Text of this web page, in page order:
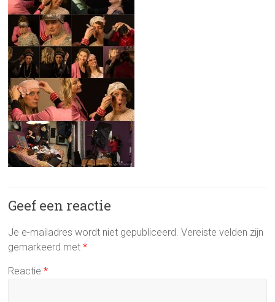
Geef een reactie
Je e-mailadres wordt niet gepubliceerd. Vereiste velden zijn
gemarkeerd met*
Reactie*